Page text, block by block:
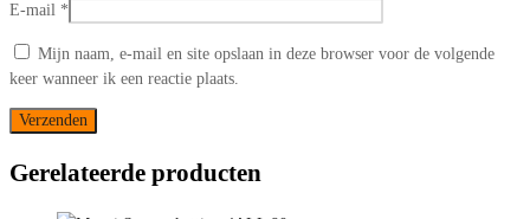
E-mail *
Mijn naam, e-mail en site opslaan in deze browser voor de volgende
keer wanneer ik een reactie plaats.
Gerelateerde producten